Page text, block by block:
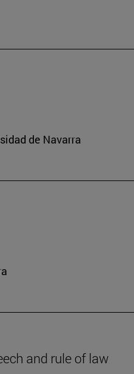
de Navarra
and rule of law